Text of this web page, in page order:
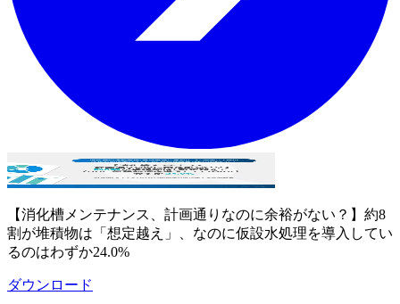
【消化槽メンテナンス、計画通りなのに余裕がない？】約8
割が堆積物は「想定越え」、なのに仮設水処理を導入してい
るのはわずか24.0%
ダウンロード